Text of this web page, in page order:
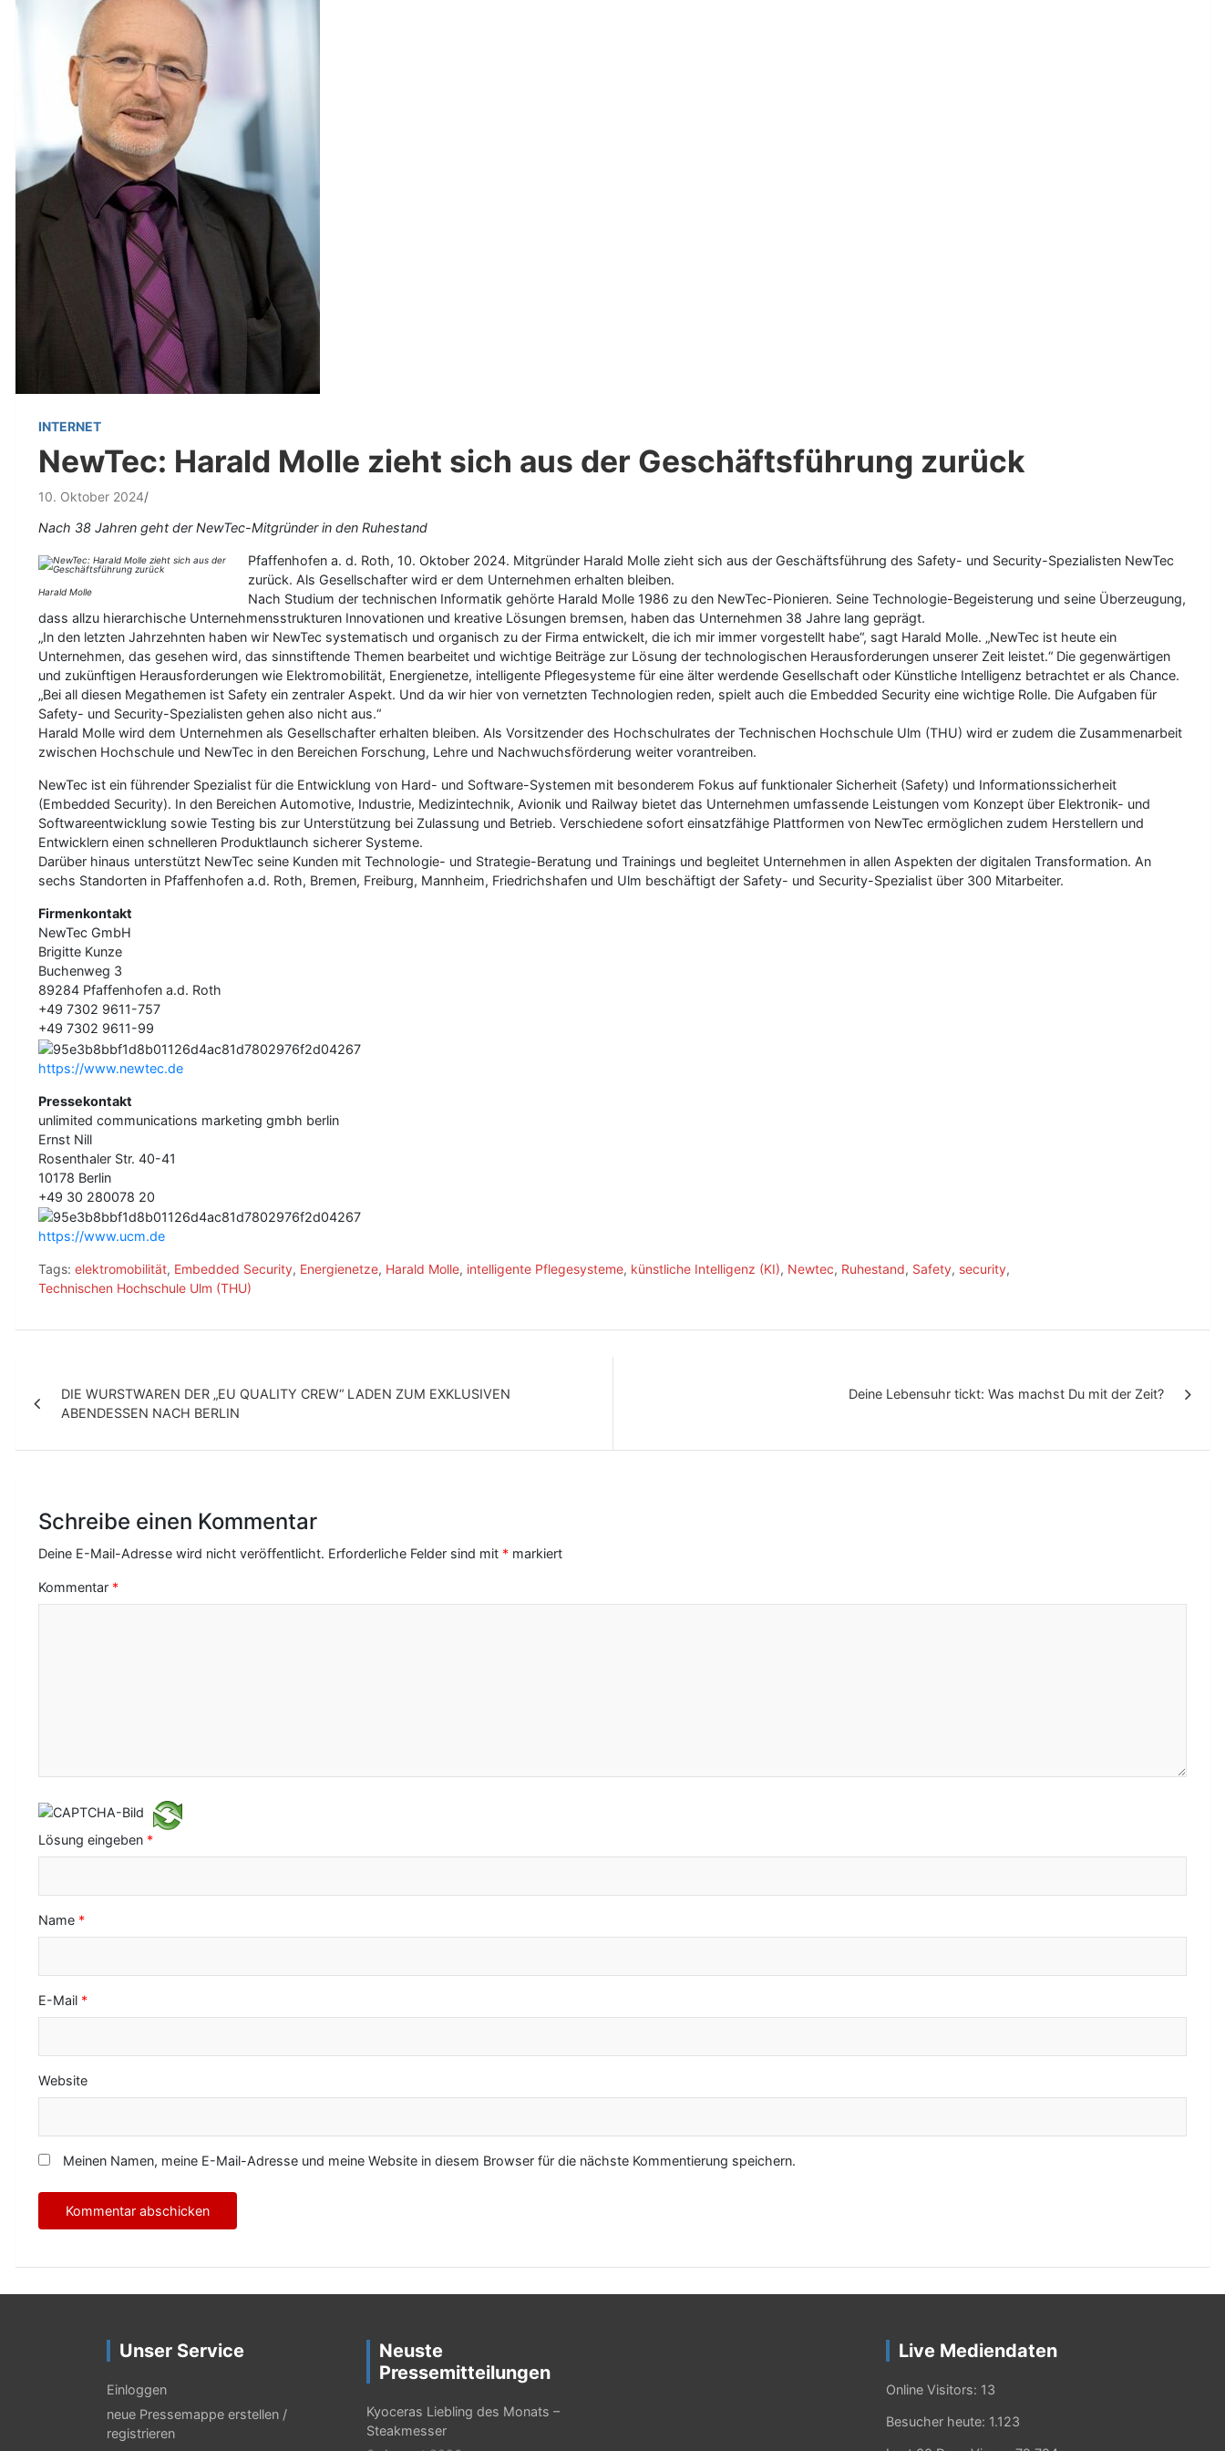
INTERNET
NewTec: Harald Molle zieht sich aus der Geschäftsführung zurück
10. Oktober 2024
Nach 38 Jahren geht der NewTec-Mitgründer in den Ruhestand
Harald Molle
Pfaffenhofen a. d. Roth, 10. Oktober 2024. Mitgründer Harald Molle zieht sich aus der Geschäftsführung des Safety- und Security-Spezialisten NewTec
zurück. Als Gesellschafter wird er dem Unternehmen erhalten bleiben.
Nach Studium der technischen Informatik gehörte Harald Molle 1986 zu den NewTec-Pionieren. Seine Technologie-Begeisterung und seine Überzeugung,
dass allzu hierarchische Unternehmensstrukturen Innovationen und kreative Lösungen bremsen, haben das Unternehmen 38 Jahre lang geprägt.
„In den letzten Jahrzehnten haben wir NewTec systematisch und organisch zu der Firma entwickelt, die ich mir immer vorgestellt habe“, sagt Harald Molle. „NewTec ist heute ein
Unternehmen, das gesehen wird, das sinnstiftende Themen bearbeitet und wichtige Beiträge zur Lösung der technologischen Herausforderungen unserer Zeit leistet.“ Die gegenwärtigen
und zukünftigen Herausforderungen wie Elektromobilität, Energienetze, intelligente Pflegesysteme für eine älter werdende Gesellschaft oder Künstliche Intelligenz betrachtet er als Chance.
„Bei all diesen Megathemen ist Safety ein zentraler Aspekt. Und da wir hier von vernetzten Technologien reden, spielt auch die Embedded Security eine wichtige Rolle. Die Aufgaben für
Safety- und Security-Spezialisten gehen also nicht aus.“
Harald Molle wird dem Unternehmen als Gesellschafter erhalten bleiben. Als Vorsitzender des Hochschulrates der Technischen Hochschule Ulm (THU) wird er zudem die Zusammenarbeit
zwischen Hochschule und NewTec in den Bereichen Forschung, Lehre und Nachwuchsförderung weiter vorantreiben.
NewTec ist ein führender Spezialist für die Entwicklung von Hard- und Software-Systemen mit besonderem Fokus auf funktionaler Sicherheit (Safety) und Informationssicherheit
(Embedded Security). In den Bereichen Automotive, Industrie, Medizintechnik, Avionik und Railway bietet das Unternehmen umfassende Leistungen vom Konzept über Elektronik- und
Softwareentwicklung sowie Testing bis zur Unterstützung bei Zulassung und Betrieb. Verschiedene sofort einsatzfähige Plattformen von NewTec ermöglichen zudem Herstellern und
Entwicklern einen schnelleren Produktlaunch sicherer Systeme.
Darüber hinaus unterstützt NewTec seine Kunden mit Technologie- und Strategie-Beratung und Trainings und begleitet Unternehmen in allen Aspekten der digitalen Transformation. An
sechs Standorten in Pfaffenhofen a.d. Roth, Bremen, Freiburg, Mannheim, Friedrichshafen und Ulm beschäftigt der Safety- und Security-Spezialist über 300 Mitarbeiter.
Firmenkontakt
NewTec GmbH
Brigitte Kunze
Buchenweg 3
89284 Pfaffenhofen a.d. Roth
+49 7302 9611-757
+49 7302 9611-99
https://www.newtec.de
Pressekontakt
unlimited communications marketing gmbh berlin
Ernst Nill
Rosenthaler Str. 40-41
10178 Berlin
+49 30 280078 20
https://www.ucm.de
Tags: elektromobilität, Embedded Security, Energienetze, Harald Molle, intelligente Pflegesysteme, künstliche Intelligenz (KI), Newtec, Ruhestand, Safety, security,
Technischen Hochschule Ulm (THU)
DIE WURSTWAREN DER „EU QUALITY CREW“ LADEN ZUM EXKLUSIVEN
ABENDESSEN NACH BERLIN
Deine Lebensuhr tickt: Was machst Du mit der Zeit?
Schreibe einen Kommentar
Deine E-Mail-Adresse wird nicht veröffentlicht. Erforderliche Felder sind mit * markiert
Kommentar *
Lösung eingeben *
Name *
E-Mail *
Website
Meinen Namen, meine E-Mail-Adresse und meine Website in diesem Browser für die nächste Kommentierung speichern.
Unser Service
Einloggen
neue Pressemappe erstellen /
registrieren
Neuste
Pressemitteilungen
Kyoceras Liebling des Monats –
Steakmesser
Live Mediendaten
Online Visitors: 13
Besucher heute: 1.123